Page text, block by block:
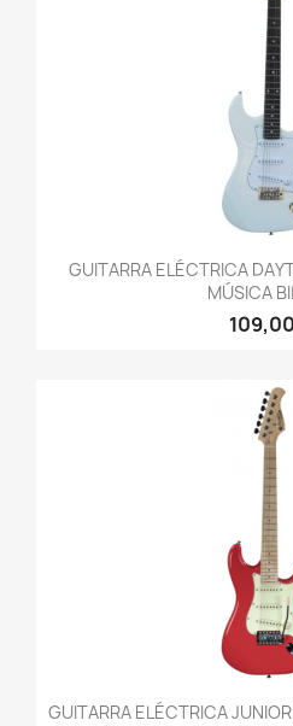
GUITARRA ELÉCTRICA
MÚSICA
GUITARRA ELÉCTRICA